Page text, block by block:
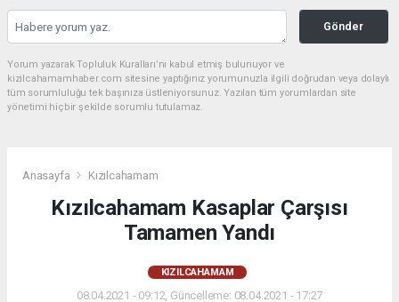
Gönder
Yorum yazarak Topluluk Kuralları’nı kabul etmiş bulunuyor ve
kizilcahamamhaber.com sitesine yaptığınız yorumunuzla ilgili doğrudan veya dolaylı
tüm sorumluluğu tek başınıza üstleniyorsunuz. Yazılan tüm yorumlardan site
yönetimi hiçbir şekilde sorumlu tutulamaz.
Anasayfa Kızılcahamam
Kızılcahamam Kasaplar Çarşısı
Tamamen Yandı
KIZILCAHAMAM
08.04.2021 - 09:12, Güncelleme: 08.04.2021 - 17:27